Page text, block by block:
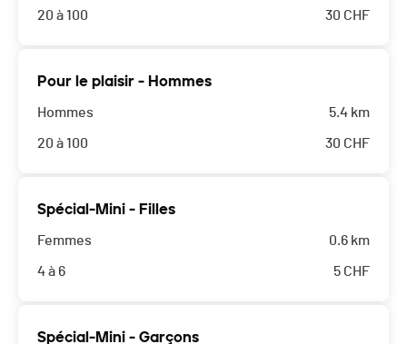
20 à 100 30 CHF
Pour le plaisir - Hommes
Hommes
20 à 100
5.4 km
30 CHF
Spécial-Mini - Filles
Femmes
4 à 6
0.6 km
5 CHF
Spécial-Mini - Garçons